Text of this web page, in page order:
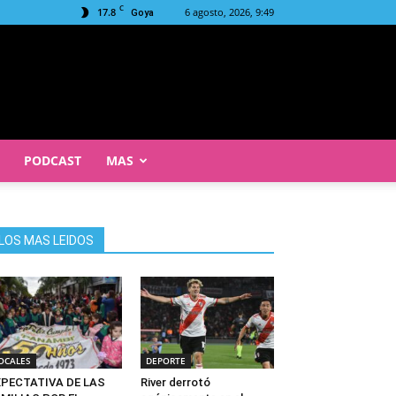
17.8 C Goya 6 agosto, 2026, 9:49
PODCAST MAS
LOS MAS LEIDOS
DE LAS
DEPORTE
River derrotó